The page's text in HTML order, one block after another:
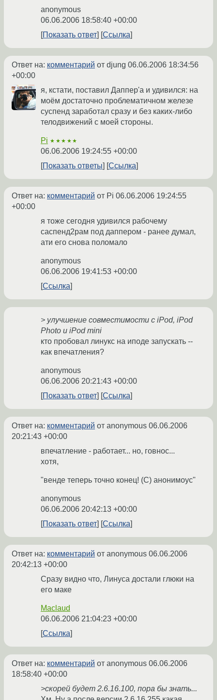
anonymous
06.06.2006 18:58:40 +00:00
Показать ответ
Ссылка
Ответ на: комментарий от djung 06.06.2006 18:34:56
+00:00
я, кстати, поставил Даппер'а и удивился: на
моём достаточно проблематичном железе
суспенд заработал сразу и без каких-либо
телодвижений с моей стороны.
Pi ★★★★★
06.06.2006 19:24:55 +00:00
Показать ответы
Ссылка
Ответ на: комментарий от Pi 06.06.2006 19:24:55
+00:00
я тоже сегодня удивился рабочему
саспенд2рам под даппером - ранее думал,
ати его снова поломало
anonymous
06.06.2006 19:41:53 +00:00
Ссылка
> улучшение совместимости с iPod, iPod
Photo и iPod mini
кто пробовал линукс на иподе запускать --
как впечатления?
anonymous
06.06.2006 20:21:43 +00:00
Показать ответ
Ссылка
Ответ на: комментарий от anonymous 06.06.2006
20:21:43 +00:00
впечатление - работает... но, говнос...
хотя,
"венде теперь точно конец! (С) анонимоус"
anonymous
06.06.2006 20:42:13 +00:00
Показать ответ
Ссылка
Ответ на: комментарий от anonymous 06.06.2006
20:42:13 +00:00
Сразу видно что, Линуса достали глюки на
его маке
Maclaud
06.06.2006 21:04:23 +00:00
Ссылка
Ответ на: комментарий от anonymous 06.06.2006
18:58:40 +00:00
>скорей будет 2.6.16.100, пора бы знать...